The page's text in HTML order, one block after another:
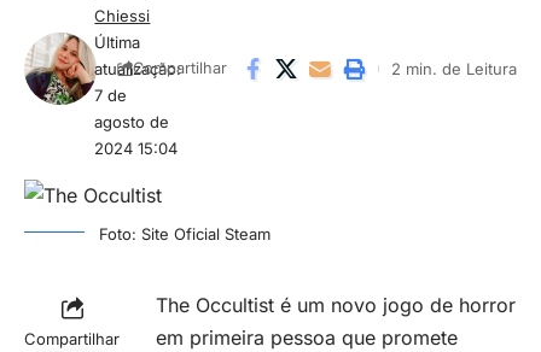
Última
atualização:
7 de
agosto de
2024 15:04
Chiessi
Compartilhar 2 min. de Leitura
Foto: Site Oficial Steam
Compartilhar
The Occultist é um novo jogo de horror
em primeira pessoa que promete